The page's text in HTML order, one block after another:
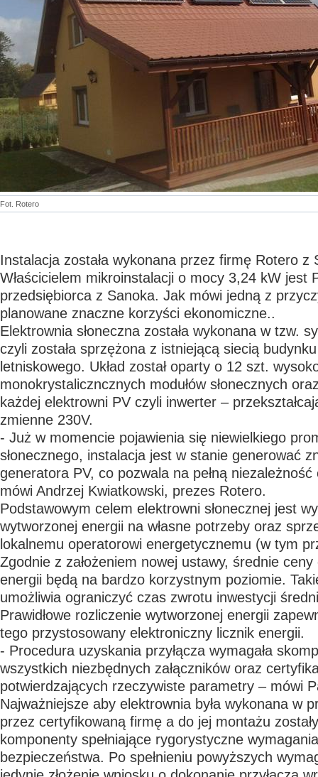
Fot. Rotero
Instalacja została wykonana przez firmę Rotero z
Właścicielem mikroinstalacji o mocy 3,24 kW jest
przedsiębiorca z Sanoka. Jak mówi jedną z
planowane znaczne korzyści ekonomiczne..
Elektrownia słoneczna została wykonana w tzw.
czyli została sprzężona z istniejącą siecią
letniskowego. Układ został oparty o 12 szt.
monokrystaliczncznych modułów słonecznych
każdej elektrowni PV czyli inwerter –
zmienne 230V.
- Już w momencie pojawienia się niewielkiego
słonecznego, instalacja jest w stanie generować
generatora PV, co pozwala na pełną
mówi Andrzej Kwiatkowski, prezes Rotero.
Podstawowym celem elektrowni słonecznej jest
wytworzonej energii na własne potrzeby oraz
lokalnemu operatorowi energetycznemu (w tym
Zgodnie z założeniem nowej ustawy, średnie
energii będą na bardzo korzystnym poziomie.
umożliwia ograniczyć czas zwrotu inwestycji
Prawidłowe rozliczenie wytworzonej energii
tego przystosowany elektroniczny licznik energii.
- Procedura uzyskania przyłącza wymagała
wszystkich niezbędnych załączników oraz
potwierdzających rzeczywiste parametry – mówi
Najważniejsze aby elektrownia była wykonana w
przez certyfikowaną firmę a do jej montażu
komponenty spełniające rygorystyczne
bezpieczeństwa. Po spełnieniu powyższych